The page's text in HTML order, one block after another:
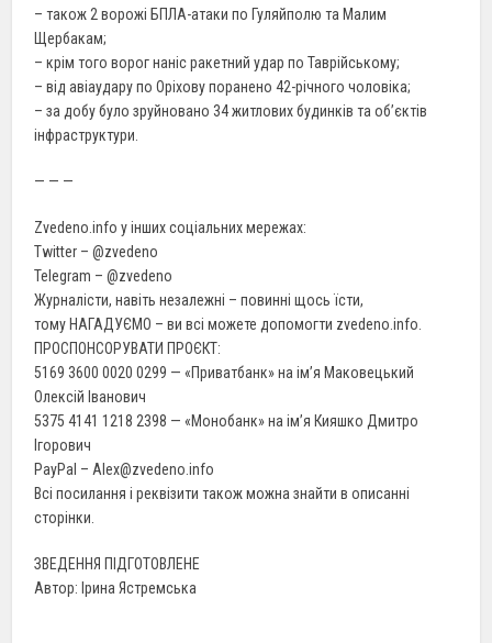
– також 2 ворожі БПЛА-атаки по Гуляйполю та Малим
Щербакам;
– крім того ворог наніс ракетний удар по Таврійському;
– від авіаудару по Оріхову поранено 42-річного чоловіка;
– за добу було зруйновано 34 житлових будинків та об’єктів
інфраструктури.
— — —
Zvedeno.info у інших соціальних мережах:
Twitter – @zvedeno
Telegram – @zvedeno
Журналісти, навіть незалежні – повинні щось їсти,
тому НАГАДУЄМО – ви всі можете допомогти zvedeno.info.
ПРОСПОНСОРУВАТИ ПРОЄКТ:
5169 3600 0020 0299 — «Приватбанк» на ім’я Маковецький
Олексій Іванович
5375 4141 1218 2398 — «Монобанк» на ім’я Кияшко Дмитро
Ігорович
PayPal – Alex@zvedeno.info
Всі посилання і реквізити також можна знайти в описанні
сторінки.
ЗВЕДЕННЯ ПІДГОТОВЛЕНЕ
Автор: Ірина Ястремська